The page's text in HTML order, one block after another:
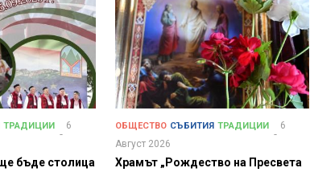
ТРАДИЦИИ
6
бъде столица
ОБЩЕСТВО СЪБИТИЯ ТРАДИЦИИ
6
Август 2026
Храмът „Рождество на Пресвета